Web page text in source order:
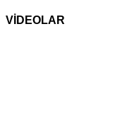
VİDEOLAR